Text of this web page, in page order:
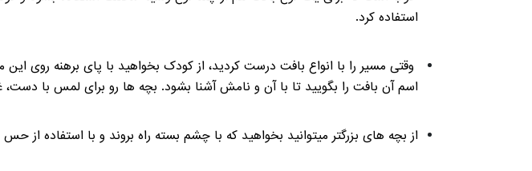
استفاده کرد.
وقتی مسیر را با انواع بافت درست کردید، از کودک بخواهید با پای برهنه روی
اسم آن بافت را بگویید تا با آن و نامش آشنا بشود. بچه ها رو برای لمس با دست،
از بچه های بزرگتر میتوانید بخواهید که با چشم بسته راه بروند و با استفاده از